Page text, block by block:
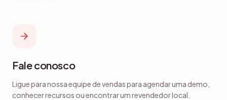
Fale conosco
Ligue para nossa equipe de vendas para agendar uma demo,
conhecer recursos ou encontrar um revendedor local.